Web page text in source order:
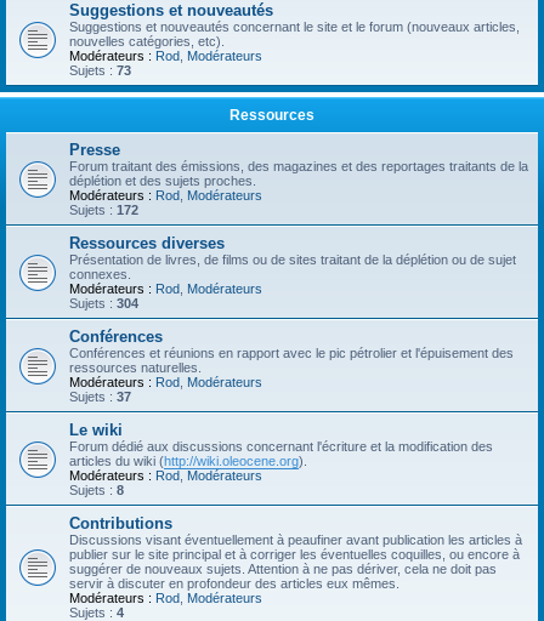
Suggestions et nouveautés
Suggestions et nouveautés concernant le site et le forum (nouveaux articles,
nouvelles catégories, etc).
Modérateurs : Rod Modérateurs
Sujets : 73
Ressources
Presse
Forum traitant des émissions, des magazines et des reportages traitants de la
déplétion et des sujets proches.
Modérateurs : Rod Modérateurs
Sujets : 172
Ressources diverses
Présentation de livres, de films ou de sites traitant de la déplétion ou de sujet
connexes.
Modérateurs : Rod Modérateurs
Sujets : 304
Conférences
Conférences et réunions en rapport avec le pic pétrolier et l'épuisement des
ressources naturelles.
Modérateurs : Rod Modérateurs
Sujets : 37
Le wiki
Forum dédié aux discussions concernant l'écriture et la modification des
articles du wiki (http://wiki.oleocene.org).
Modérateurs : Rod Modérateurs
Sujets : 8
Contributions
Discussions visant éventuellement à peaufiner avant publication les articles à
publier sur le site principal et à corriger les éventuelles coquilles, ou encore à
suggérer de nouveaux sujets. Attention à ne pas dériver, cela ne doit pas
servir à discuter en profondeur des articles eux mêmes.
Modérateurs : Rod Modérateurs
Sujets : 4